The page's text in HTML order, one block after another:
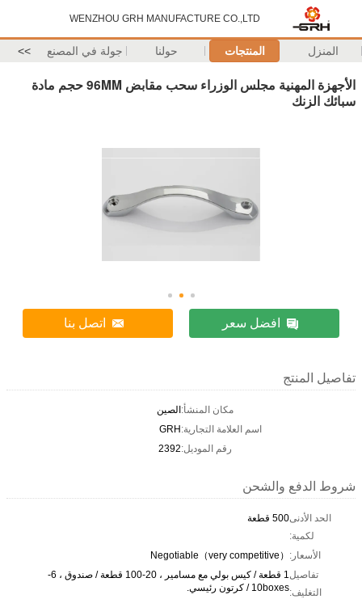
WENZHOU GRH MANUFACTURE CO.,LTD
المنزل المنتجات حولنا جولة في المصنع >>
الأجهزة المهنية مجلس الوزراء سحب مقابض 96MM حجم مادة
سبائك الزنك
افضل سعر اتصل بنا
تفاصيل المنتج
مكان المنشأ:الصين
اسم العلامة التجارية:GRH
رقم الموديل:2392
شروط الدفع والشحن
الحد الأدنى
لكمية:
500 قطعة
الأسعار: Negotiable（very competitive）
تفاصيل
التغليف:
1 قطعة / كيس بولي مع مسامير ، 20-100 قطعة / صندوق ، 6-
10boxes / كرتون رئيسي.